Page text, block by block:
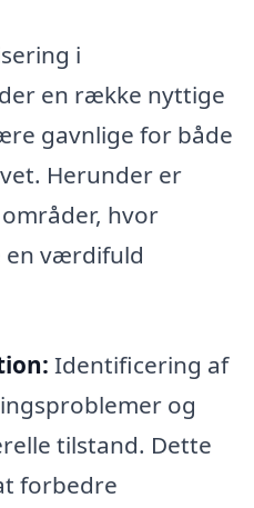
i
en række nyttige
gavnlige for både
Herunder er
hvor
værdifuld
Identificering af
og
tilstand. Dette
forbedre